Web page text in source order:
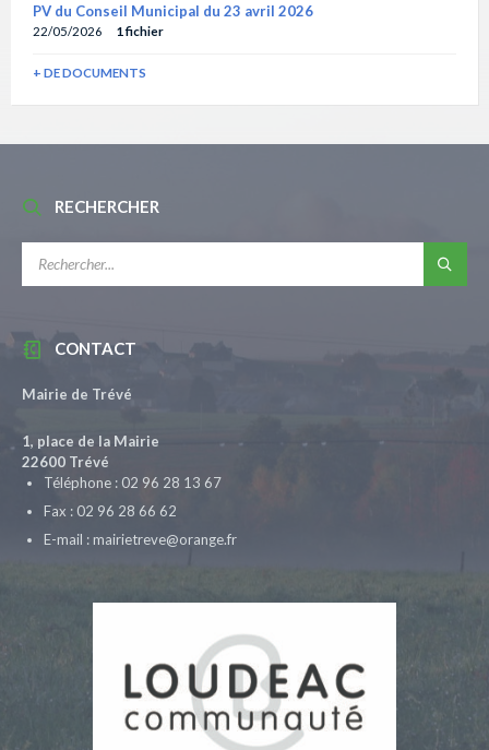
PV du Conseil Municipal du 23 avril 2026
22/05/2026 1 fichier
+ DE DOCUMENTS
RECHERCHER
CONTACT
Mairie de Trévé
1, place de la Mairie
22600 Trévé
Téléphone : 02 96 28 13 67
Fax : 02 96 28 66 62
E-mail : mairietreve@orange.fr